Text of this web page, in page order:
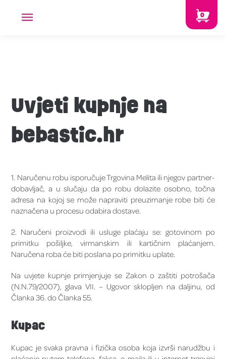
0
Uvjeti kupnje na
bebastic.hr
1. Naručenu robu isporučuje Trgovina Melita ili njegov partner-
dobavljač, a u slučaju da po robu dolazite osobno, točna
adresa na kojoj se može napraviti preuzimanje robe biti će
naznačena u procesu odabira dostave.
2. Naručeni proizvodi ili usluge plaćaju se: gotovinom po
primitku pošiljke, virmanskim ili kartičnim plaćanjem.
Naručena roba će biti poslana po primitku uplate.
Na uvjete kupnje primjenjuje se Zakon o zaštiti potrošača
(N.N.79/2007), glava VII. – Ugovor sklopljen na daljinu, od
Članka 36. do Članka 55.
Kupac
Kupac je svaka pravna i fizička osoba koja izvrši narudžbu i